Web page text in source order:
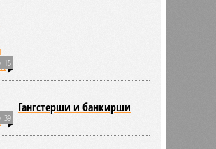
15
39
Гангстерши и банкирши